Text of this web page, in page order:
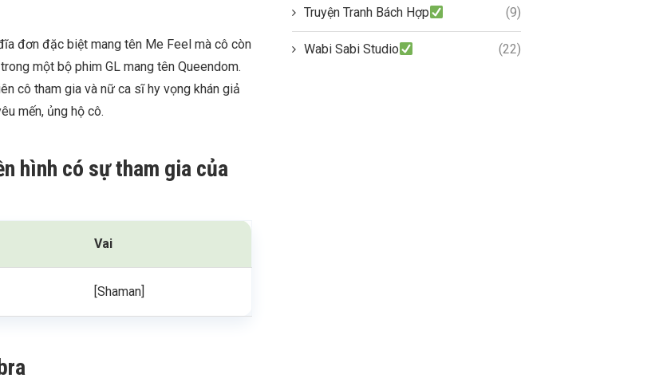
đơn đặc biệt mang tên Me Feel mà cô còn
một bộ phim GL mang tên Queendom.
cô tham gia và nữ ca sĩ hy vọng khán giả
mến, ủng hộ cô.
hình có sự tham gia của
Vai
[Shaman]
Truyện Tranh Bách Hợp (9)
Wabi Sabi Studio (22)